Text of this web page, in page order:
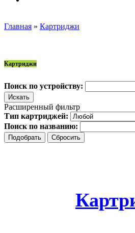
Главная » Картриджи
Картриджи
Поиск по устройству:
Расширенный фильтр
Тип картриджей:
Поиск по названию: